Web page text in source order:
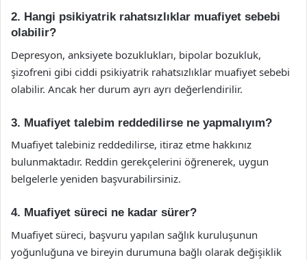
2. Hangi psikiyatrik rahatsızlıklar muafiyet sebebi
olabilir?
Depresyon, anksiyete bozuklukları, bipolar bozukluk,
şizofreni gibi ciddi psikiyatrik rahatsızlıklar muafiyet sebebi
olabilir. Ancak her durum ayrı ayrı değerlendirilir.
3. Muafiyet talebim reddedilirse ne yapmalıyım?
Muafiyet talebiniz reddedilirse, itiraz etme hakkınız
bulunmaktadır. Reddin gerekçelerini öğrenerek, uygun
belgelerle yeniden başvurabilirsiniz.
4. Muafiyet süreci ne kadar sürer?
Muafiyet süreci, başvuru yapılan sağlık kuruluşunun
yoğunluğuna ve bireyin durumuna bağlı olarak değişiklik